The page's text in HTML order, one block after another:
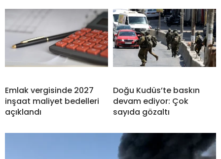
Emlak vergisinde 2027
inşaat maliyet bedelleri
açıklandı
Doğu Kudüs’te baskın
devam ediyor: Çok
sayıda gözaltı